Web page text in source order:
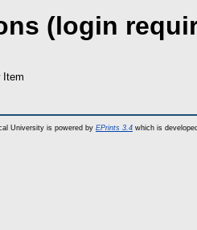
(login
Item
University is powered by EPrints 3.4 which is